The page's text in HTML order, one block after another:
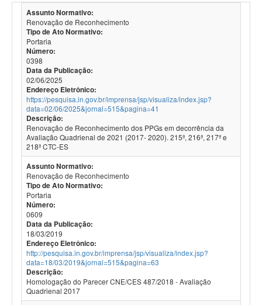
Assunto Normativo:
Renovação de Reconhecimento
Tipo de Ato Normativo:
Portaria
Número:
0398
Data da Publicação:
02/06/2025
Endereço Eletrônico:
https://pesquisa.in.gov.br/imprensa/jsp/visualiza/index.jsp?
data=02/06/2025&jornal=515&pagina=41
Descrição:
Renovação de Reconhecimento dos PPGs em decorrência da
Avaliação Quadrienal de 2021 (2017- 2020). 215ª, 216ª, 217ª e
218ª CTC-ES
Assunto Normativo:
Renovação de Reconhecimento
Tipo de Ato Normativo:
Portaria
Número:
0609
Data da Publicação:
18/03/2019
Endereço Eletrônico:
http://pesquisa.in.gov.br/imprensa/jsp/visualiza/index.jsp?
data=18/03/2019&jornal=515&pagina=63
Descrição:
Homologação do Parecer CNE/CES 487/2018 - Avaliação
Quadrienal 2017